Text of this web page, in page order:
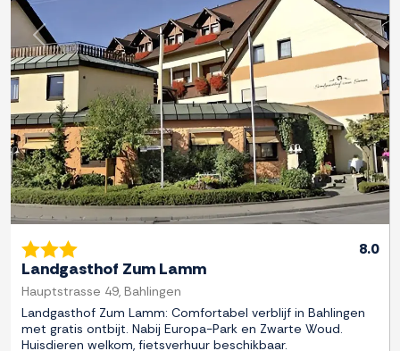
Previous Next
8.0
Landgasthof Zum Lamm
Hauptstrasse 49, Bahlingen
Landgasthof Zum Lamm: Comfortabel verblijf in Bahlingen
met gratis ontbijt. Nabij Europa-Park en Zwarte Woud.
Huisdieren welkom, fietsverhuur beschikbaar.